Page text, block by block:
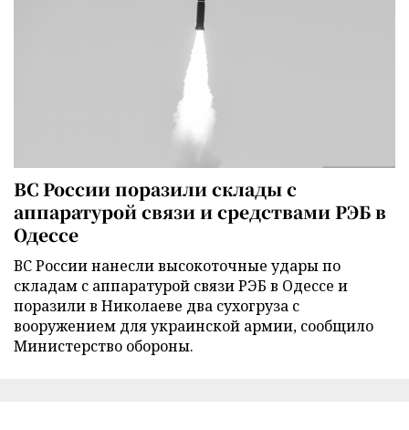
ВС России поразили склады с
аппаратурой связи и средствами РЭБ в
Одессе
ВС России нанесли высокоточные удары по
складам с аппаратурой связи РЭБ в Одессе и
поразили в Николаеве два сухогруза с
вооружением для украинской армии, сообщило
Министерство обороны.